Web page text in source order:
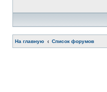
На главную Список форумов